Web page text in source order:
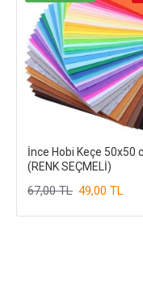
İnce Hobi Keçe 50x50
(RENK SEÇMELİ)
49,00 TL
67,00 TL